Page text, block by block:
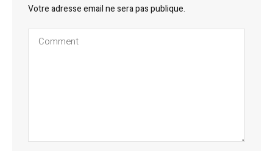
Votre adresse email ne sera pas publique.